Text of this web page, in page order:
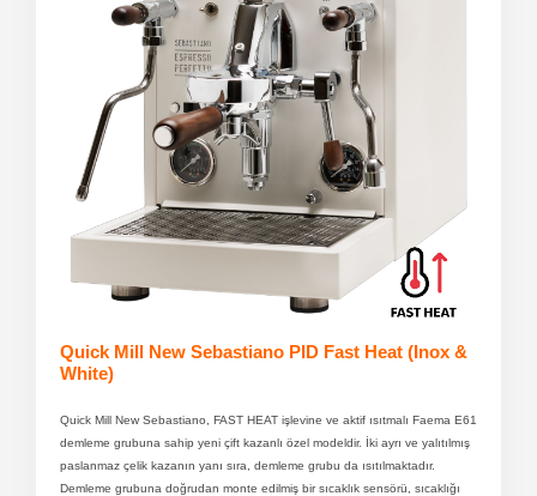
Quick Mill New Sebastiano PID Fast Heat (Inox &
White)
Quick Mill New Sebastiano, FAST HEAT işlevine ve aktif ısıtmalı Faema E61
demleme grubuna sahip yeni çift kazanlı özel modeldir. İki ayrı ve yalıtılmış
paslanmaz çelik kazanın yanı sıra, demleme grubu da ısıtılmaktadır.
Demleme grubuna doğrudan monte edilmiş bir sıcaklık sensörü, sıcaklığı